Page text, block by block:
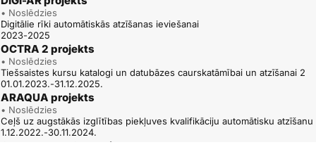
• Noslēdzies
Digitālie rīki automātiskās atzīšanas ieviešanai
2023-2025
OCTRA 2 projekts
• Noslēdzies
Tiešsaistes kursu katalogi un datubāzes caurskatāmībai un atzīšanai 2
01.01.2023.-31.12.2025.
ARAQUA projekts
• Noslēdzies
Ceļš uz augstākās izglītības piekļuves kvalifikāciju automātisku atzīšanu
1.12.2022.-30.11.2024.
QUATRA – TPG A projekts